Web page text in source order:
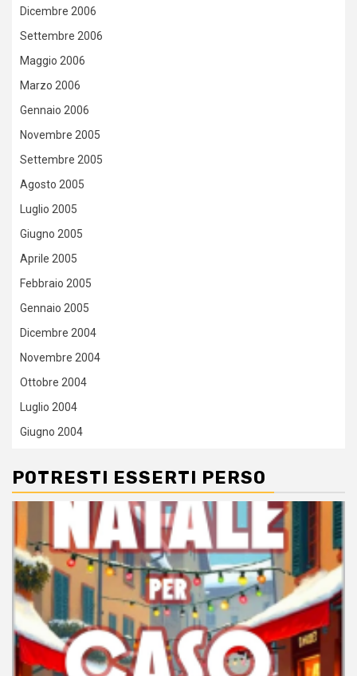
Dicembre 2006
Settembre 2006
Maggio 2006
Marzo 2006
Gennaio 2006
Novembre 2005
Settembre 2005
Agosto 2005
Luglio 2005
Giugno 2005
Aprile 2005
Febbraio 2005
Gennaio 2005
Dicembre 2004
Novembre 2004
Ottobre 2004
Luglio 2004
Giugno 2004
POTRESTI ESSERTI PERSO